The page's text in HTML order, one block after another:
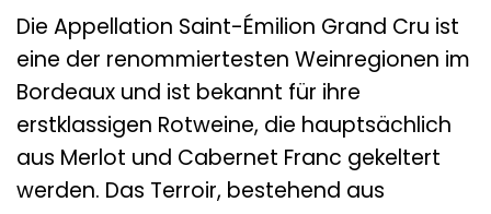
Die Appellation Saint-Émilion Grand Cru ist
eine der renommiertesten Weinregionen im
Bordeaux und ist bekannt für ihre
erstklassigen Rotweine, die hauptsächlich
aus Merlot und Cabernet Franc gekeltert
werden. Das Terroir, bestehend aus